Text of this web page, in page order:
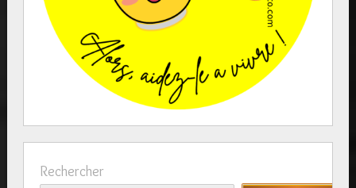
Rechercher